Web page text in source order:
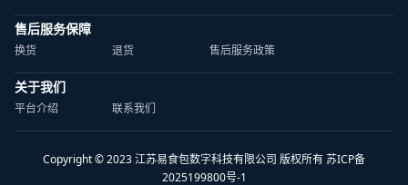
售后服务保障
换货 退货 售后服务政策
关于我们
平台介绍 联系我们
Copyright © 2023 江苏易食包数字科技有限公司 版权所有 苏ICP备
2025199800号-1